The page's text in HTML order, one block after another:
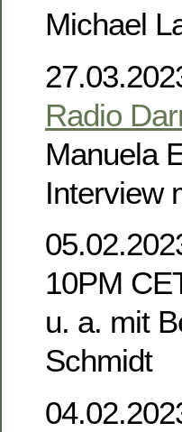
Michael
Radio
Manuela
Interview
10PM
u. a. mit
Schmidt